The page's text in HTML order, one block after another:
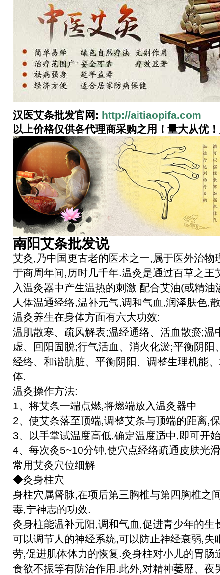
汉医艾条批发官网: http://aitiaopifa.com
以上价格仅供各代理商采购之用！量大从优
南阳艾条批发说
艾灸,乃中国更古老的医术之一,属于医外治物
于商周年间,历时几千年.温灸是通过百草之王
入温灸器中产生温热的刺激,配合艾油(或精
人体温通经络,温补元气,调和气血,润泽肤色,
温灸养生在身体方面有六大功效:
温肌散寒、疏风解表;温经通络、活血散瘀;温
虚、回阳固脱;行气活血、消火化淤;平衡阴
经络、和谐肮脏、平衡阴阳、调整生理机能
体.
温灸操作方法:
1、将艾条一端点燃,将燃端放入温灸器中
2、使艾条落至顶端,调整艾条与顶端的距离,
3、以手掌试温度高低,确定温度适中,即可开
4、每次灸5~10分钟,使穴点经络疏通皮肤光
常用艾灸穴位细解
◆灸身柱穴
身柱穴属督脉,在项后第三胸椎与第四胸椎之
毒,宁神志的功效.
灸身柱能温补元阳,调和气血,促进青少年的生
可以调节人的神经系统,可以防止神经衰弱,失
劳,促进肌体体力的恢复.灸身柱对小儿的胃肠
食欲不振等有防治作用.此外,对精神萎靡、夜